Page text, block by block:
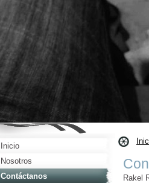
Rakel
Inicio
Nosotros
Contáctanos